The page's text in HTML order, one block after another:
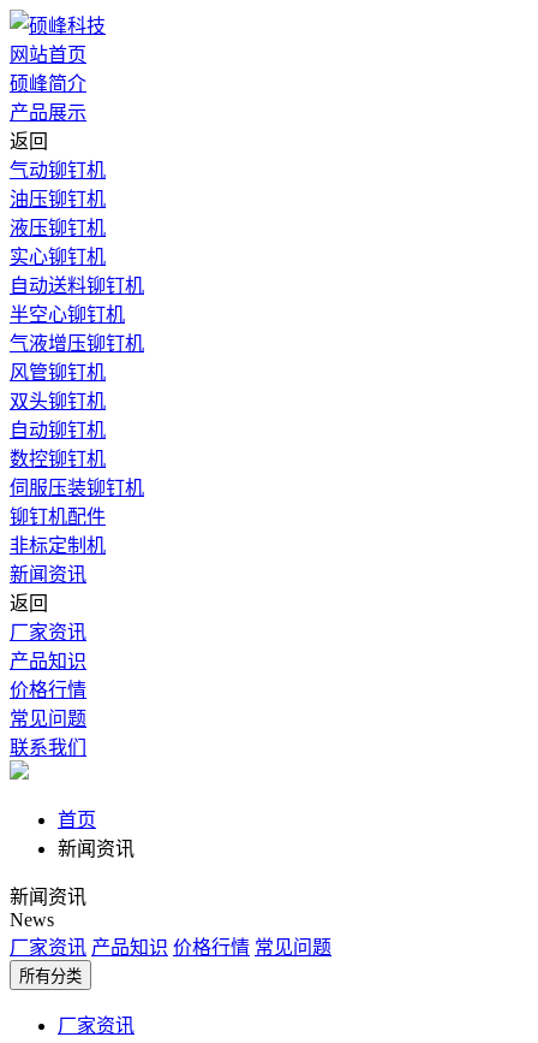
网站首页
硕峰简介
产品展示
返回
气动铆钉机
油压铆钉机
液压铆钉机
实心铆钉机
自动送料铆钉机
半空心铆钉机
气液增压铆钉机
风管铆钉机
双头铆钉机
自动铆钉机
数控铆钉机
伺服压装铆钉机
铆钉机配件
非标定制机
新闻资讯
返回
厂家资讯
产品知识
价格行情
常见问题
联系我们
首页
新闻资讯
新闻资讯
News
厂家资讯 产品知识 价格行情 常见问题
所有分类
厂家资讯